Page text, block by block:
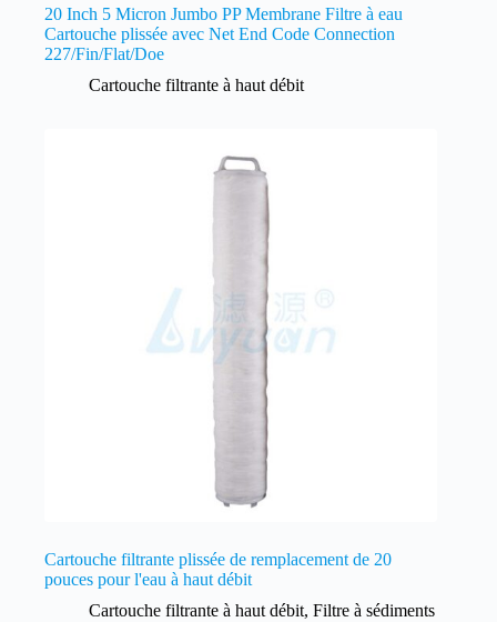
20 Inch 5 Micron Jumbo PP Membrane Filtre à eau
Cartouche plissée avec Net End Code Connection
227/Fin/Flat/Doe
Cartouche filtrante à haut débit
Cartouche filtrante plissée de remplacement de 20
pouces pour l'eau à haut débit
Cartouche filtrante à haut débit, Filtre à sédiments